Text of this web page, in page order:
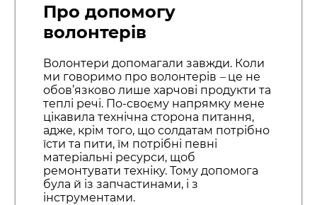
Про допомогу
волонтерів
Волонтери допомагали завжди. Коли
ми говоримо про волонтерів –це не
обов’язково лише харчові продукти та
теплі речі. По-своєму напрямку мене
цікавила технічна сторона питання,
адже, крім того, що солдатам потрібно
їсти та пити, їм потрібні певні
матеріальні ресурси, щоб
ремонтувати техніку. Тому допомога
була й із запчастинами, і з
інструментами.